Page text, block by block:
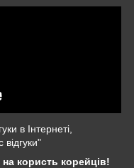
в Інтернеті,
на користь корейців!